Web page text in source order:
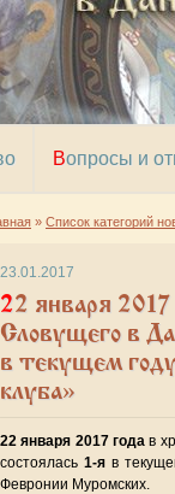
Вопросы и
» Список категорий
23.01.2017
22 января 2017 года в храме Воскресения
Словущего в
в текущем
клуба»
22 января 2017 годав
состоялась1-я в
Февронии Муромских.